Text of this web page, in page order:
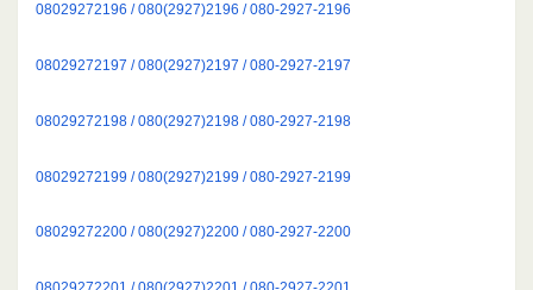
08029272196 / 080(2927)2196 / 080-2927-2196
08029272197 / 080(2927)2197 / 080-2927-2197
08029272198 / 080(2927)2198 / 080-2927-2198
08029272199 / 080(2927)2199 / 080-2927-2199
08029272200 / 080(2927)2200 / 080-2927-2200